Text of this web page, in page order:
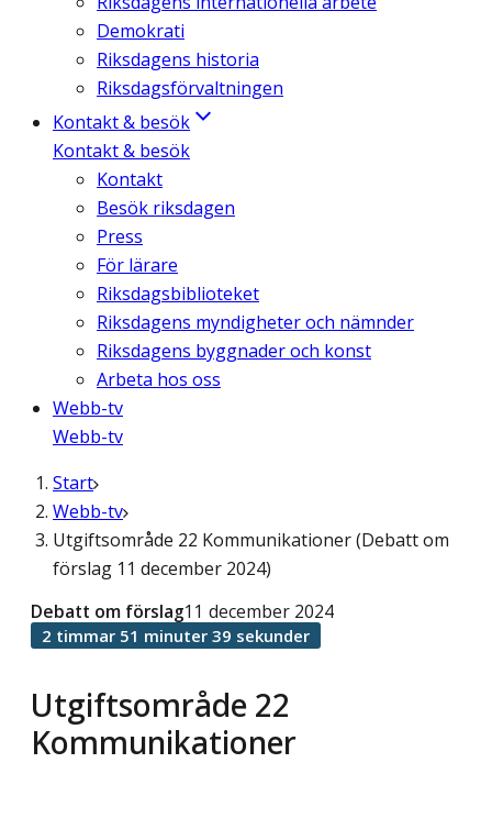
Demokrati
Riksdagens historia
Riksdagsförvaltningen
Kontakt & besök
Kontakt & besök
Kontakt
Besök riksdagen
Press
För lärare
Riksdagsbiblioteket
Riksdagens myndigheter och nämnder
Riksdagens byggnader och konst
Arbeta hos oss
Webb-tv
Webb-tv
Start
Webb-tv
Utgiftsområde 22 Kommunikationer (Debatt om
förslag 11 december 2024)
Utgiftsområde 22
Kommunikationer
Debatt om förslag11 december 2024
2 timmar 51 minuter 39 sekunder